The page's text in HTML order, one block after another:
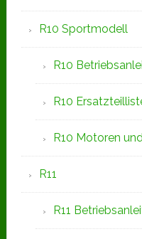
R10 Sportmodell
R10
R10
R10 Motoren
R11
R11